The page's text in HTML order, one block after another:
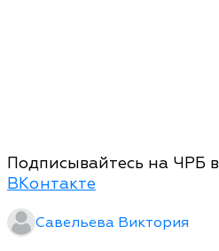
Подписывайтесь на ЧРБ в
ВКонтакте
Савельева Виктория